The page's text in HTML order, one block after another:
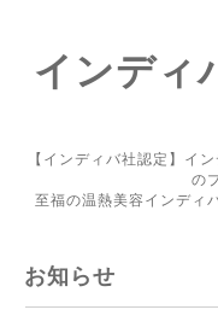
インディ
【インディバ社認定】イ
の
至福の温熱美容インディ
お知らせ